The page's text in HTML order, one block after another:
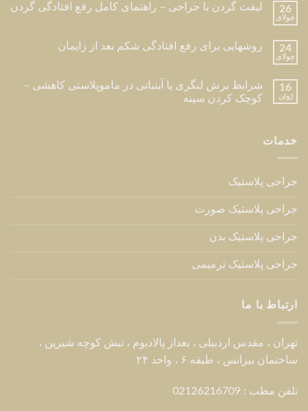
26
جولای
لیفت گردن با جراحی – راهنمای کامل رفع افتادگی گردن
24
جولای
روشهایی برای رفع افتادگی شکم بعد از زایمان
16
ژوئن
شرایط برش لنگری یا آبنباتی در ماموپلاستی کاهشی –
کوچک کردن سینه
خدمات
جراحی پلاستیک
جراحی پلاستیک صورت
جراحی پلاستیک بدن
جراحی پلاستیک ترمیمی
ارتباط با ما
تهران ، مقدس اردبیلی ، بعداز پالادیوم ، نبش کوچه شیرین ،
ساختمان بیزانس ، طبقه ۶ ، واحد ۲۴
تلفن مطب : 02126216709